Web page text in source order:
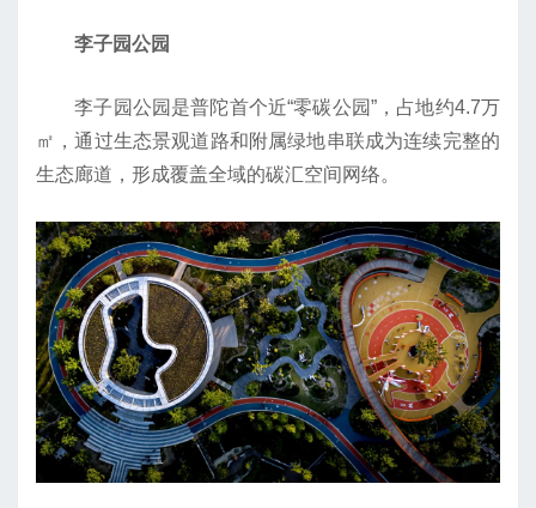
李子园公园
李子园公园是普陀首个近“零碳公园”，占地约4.7万
㎡，通过生态景观道路和附属绿地串联成为连续完整的
生态廊道，形成覆盖全域的碳汇空间网络。